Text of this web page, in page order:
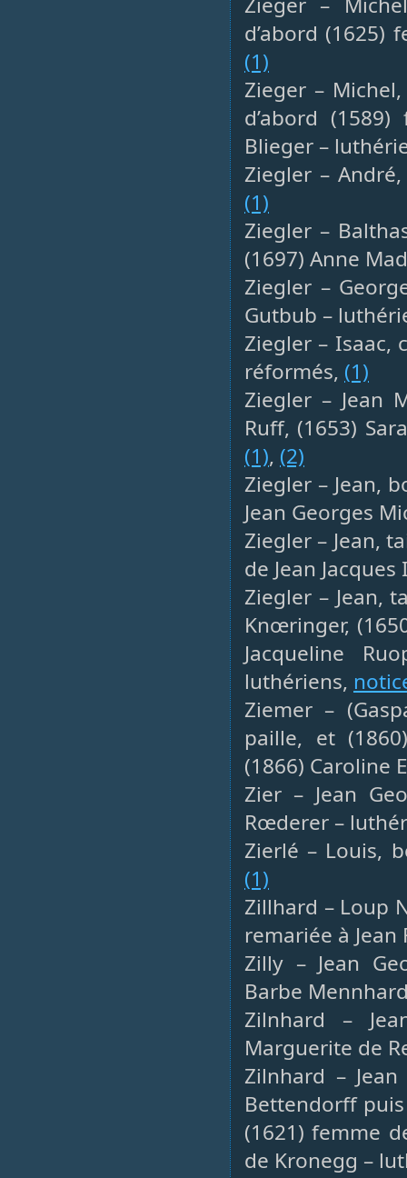
d’abord (1625)
(1)
Zieger –
d’abord
Blieger –
Ziegler –
(1)
Ziegler –
(1697) Anne
Ziegler –
Gutbub –
Ziegler – Isaac,
réformés, (1)
Ziegler – Jean
Ruff, (1653)
(1), (2)
Ziegler – Jean,
Jean Georges
Ziegler – Jean,
de Jean
Ziegler – Jean,
Knœringer,
Jacqueline
luthériens,
Ziemer –
paille, et
(1866) Caroline
Zier – Jean
Rœderer –
Zierlé – Louis,
(1)
Zillhard – Loup
remariée à
Zilly – Jean
Barbe
Zilnhard –
Marguerite de
Zilnhard –
Bettendorff puis
(1621) femme
de Kronegg –